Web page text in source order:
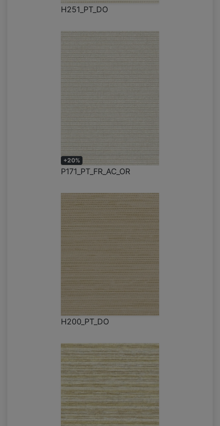
H251_PT_DO
+20%
P171_PT_FR_AC_OR
H200_PT_DO